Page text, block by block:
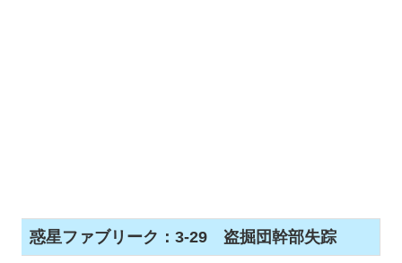
惑星ファブリーク：3-29 盗掘団幹部失踪